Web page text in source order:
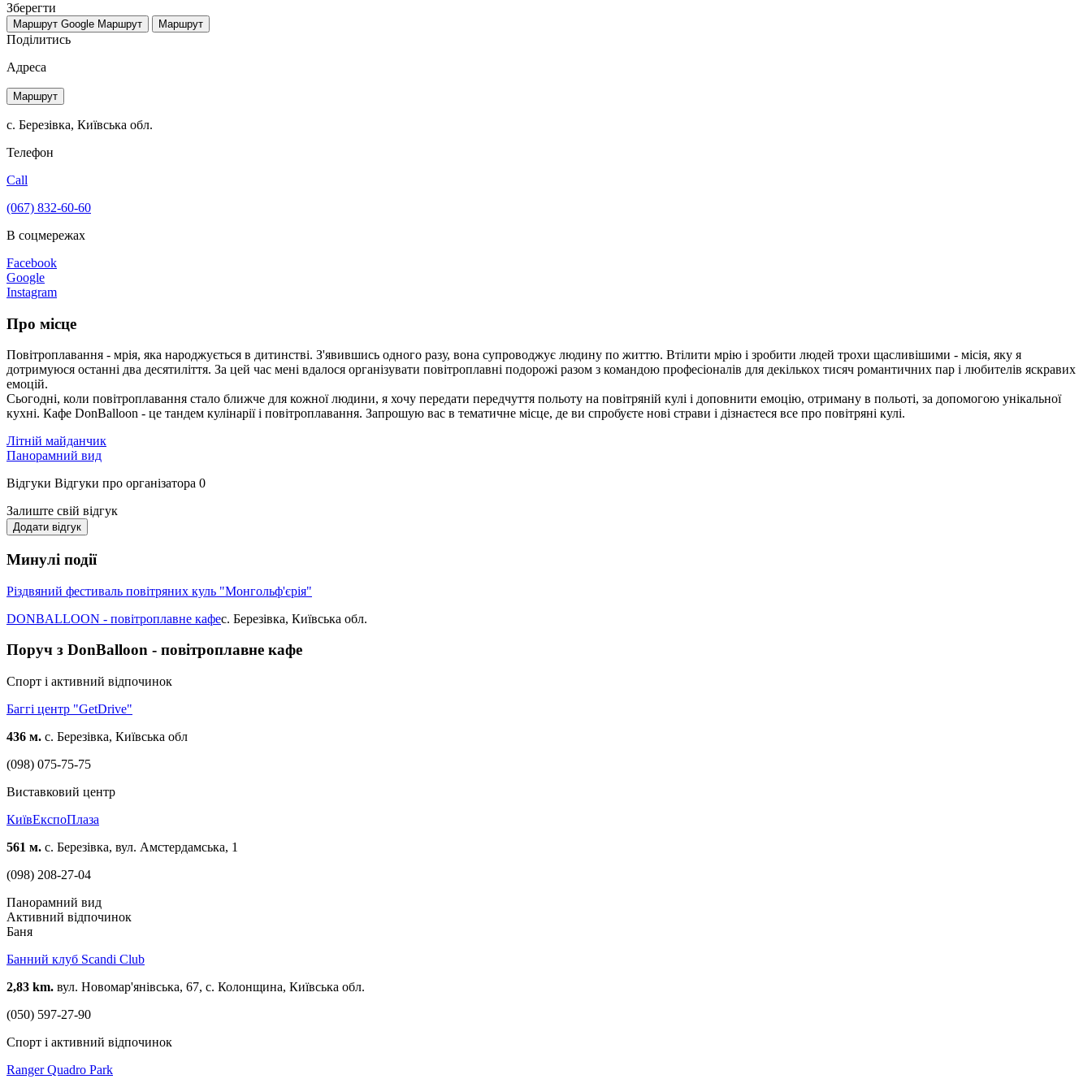
Зберегти
Маршрут Google Маршрут Маршрут
Поділитись
Адреса
Маршрут
с. Березівка, Київська обл.
Телефон
Call
(067) 832-60-60
В соцмережах
Facebook
Google
Instagram
Про місце
Повітроплавання - мрія, яка народжується в дитинстві. З'явившись одного разу, вона супроводжує людину по життю. Втілити мрію і зробити людей трохи щасливішими - місія, яку я
дотримуюся останні два десятиліття. За цей час мені вдалося організувати повітроплавні подорожі разом з командою професіоналів для декількох тисяч романтичних пар і любителів яскравих
емоцій.
Сьогодні, коли повітроплавання стало ближче для кожної людини, я хочу передати передчуття польоту на повітряній кулі і доповнити емоцію, отриману в польоті, за допомогою унікальної
кухні. Кафе DonBalloon - це тандем кулінарії і повітроплавання. Запрошую вас в тематичне місце, де ви спробуєте нові страви і дізнаєтеся все про повітряні кулі.
Літній майданчик
Панорамний вид
Відгуки Відгуки про організатора 0
Залиште свій відгук
Додати відгук
Минулі події
Різдвяний фестиваль повітряних куль "Монгольф'єрія"
DONBALLOON - повітроплавне кафес. Березівка, Київська обл.
Поруч з DonBalloon - повітроплавне кафе
Спорт і активний відпочинок
Баггі центр "GetDrive"
436 м. с. Березівка, Київська обл
(098) 075-75-75
Виставковий центр
КиївЕкспоПлаза
561 м. с. Березівка, вул. Амстердамська, 1
(098) 208-27-04
Панорамний вид
Активний відпочинок
Баня
Банний клуб Scandi Club
2,83 km. вул. Новомар'янівська, 67, с. Колонщина, Київська обл.
(050) 597-27-90
Спорт і активний відпочинок
Ranger Quadro Park